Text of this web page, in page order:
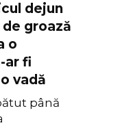
dejun
groază
o
ar fi
vadă
până